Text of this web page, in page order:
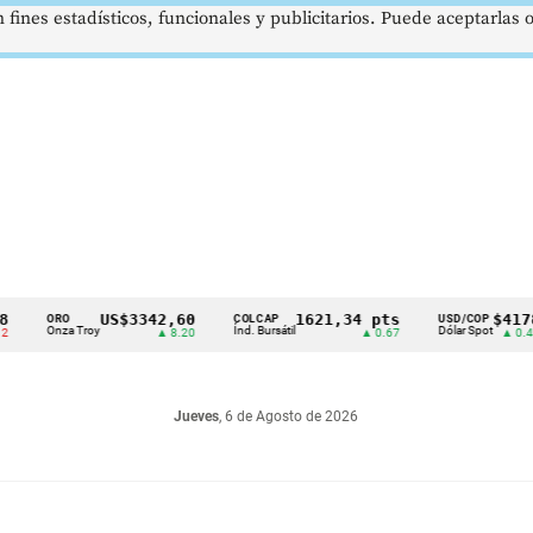
ORO
Onza Troy
US$3342,60 COLCAP
Índ. Bursátil
1621,34 pts USD/COP
Dólar Spot
$4178
▲ 0.42
Jueves, 6 de Agosto de 2026
estadísticos, funcionales y publicitarios. Puede aceptarlas